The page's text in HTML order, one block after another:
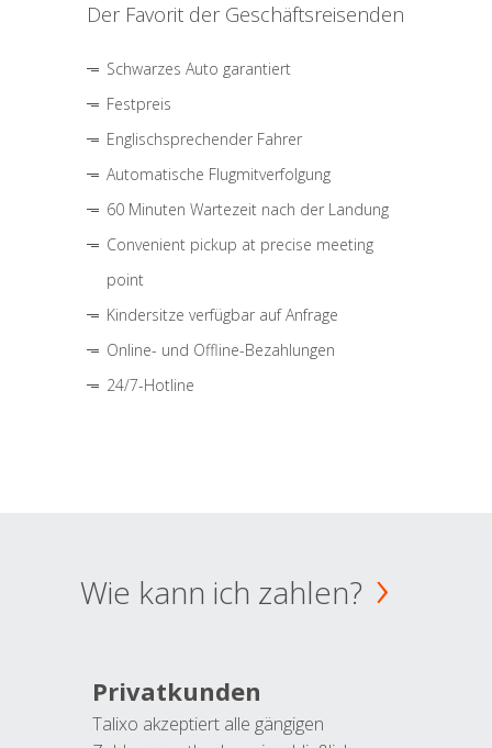
Der Favorit der Geschäftsreisenden
Schwarzes Auto garantiert
Festpreis
Englischsprechender Fahrer
Automatische Flugmitverfolgung
60 Minuten Wartezeit nach der Landung
Convenient pickup at precise meeting
point
Kindersitze verfügbar auf Anfrage
Online- und Offline-Bezahlungen
24/7-Hotline
Wie kann ich zahlen?
Privatkunden
Talixo akzeptiert alle gängigen